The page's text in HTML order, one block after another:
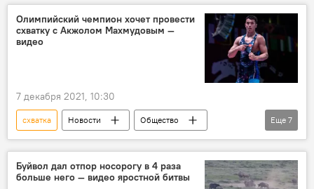
Роман Власов
Новости Киргизии
Россия
Олимпийский чемпион хочет провести
схватку с Акжолом Махмудовым —
видео
7 декабря 2021, 10:30
схватка Новости
Общество
Кыргызстан
Россия
В мире
спорт
Акжол Махмудов
борьба
Еще 7
Буйвол дал отпор носорогу в 4 раза
больше него — видео яростной битвы